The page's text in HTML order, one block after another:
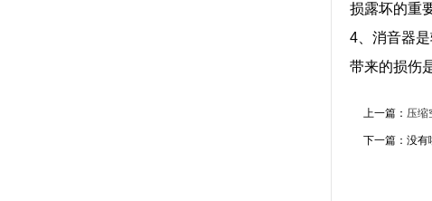
损露坏的重
4、消音器
带来的损伤
上一篇： 压缩
下一篇：没有